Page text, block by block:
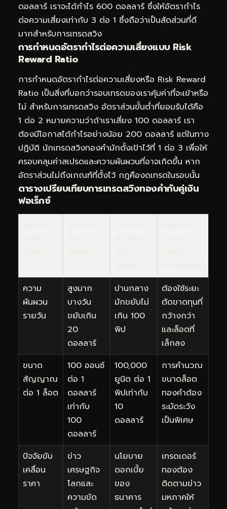
ดอลลาร์ เราจะได้กำไร 600 ดอลลาร์ ซึ่งให้อัตรากำไร
ต่อความเสี่ยงเท่ากับ 3 ต่อ 1 ซึ่งถือว่าเป็นสัดส่วนที่ดี
มากสำหรับการเทรดสวิง
การกำหนดอัตรากำไรต่อความเสี่ยงแบบ Risk
Reward Ratio
การกำหนดอัตรากำไรต่อความเสี่ยงหรือ Risk Reward
Ratio เป็นสิ่งที่บอกว่ารอบเทรดของเราคุ้มค่าที่จะเข้าหรือ
ไม่ สำหรับการเทรดสวิง อัตราส่วนขั้นต่ำที่ยอมรับได้คือ
1 ต่อ 2 หมายความว่าถ้าเราเสี่ยง 100 ดอลลาร์ เรา
ต้องมีโอกาสได้กำไรอย่างน้อย 200 ดอลลาร์ แต่ในทาง
ปฏิบัติ นักเทรดสวิงทองคำมักตั้งเป้าไว้ที่ 1 ต่อ 3 เพื่อให้
ครอบคลุมค่าสเปรดและความผันผวนที่อาจเกิดขึ้น หาก
อัตราส่วนไม่ถึงเกณฑ์ที่ตั้งไว้ กฎคืองดเทรดในรอบนั้น
ตารางเปรียบเทียบการเทรดสวิงทองคำกับคู่เงิน
ฟอเร็กซ์
ความ
ผันผวน
รายวัน
สูงมาก
บางวัน
ขยับเกิน
20
ดอลลาร์
ปานกลาง
มักขยับไม่
เกิน 100
พิป
ต้องใช้ระยะ
ตัดขาดทุนที่
กว้างกว่า
และล็อตที่
เล็กลง
ขนาด
สัญญาณ
ต่อ 1 ล็อต
100 ออนซ์
ต่อ 1
ดอลลาร์
เท่ากับ
100
ดอลลาร์
100,000
ยูนิต ต่อ 1
พิปเท่ากับ
10
ดอลลาร์
การคำนวณ
ขนาดล็อต
ทองคำต้อง
ระมัดระวัง
เป็นพิเศษ
ปัจจัยขับ
เคลื่อน
ราคา
ข่าว
เศรษฐกิจ
โลกและ
ความขัด
นโยบาย
ดอกเบี้ย
ของ
ธนาคาร
เทรดเดอร์
ทองต้อง
ติดตามข่าว
มหภาคให้